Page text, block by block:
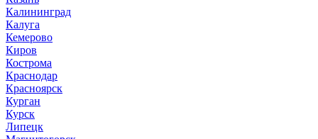
Калининград
Калуга
Кемерово
Киров
Кострома
Краснодар
Красноярск
Курган
Курск
Липецк